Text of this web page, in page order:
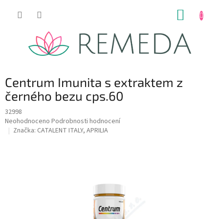
Centrum Imunita s extraktem z
černého bezu cps.60
32998
Průměrné
hodnocení
Neohodnoceno Podrobnosti hodnocení
Značka: CATALENT ITALY, APRILIA